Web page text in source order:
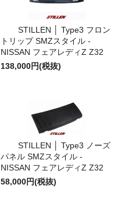
STILLEN │ Type3 フロン
トリップ SMZスタイル -
NISSAN フェアレディZ Z32
138,000円(税抜)
STILLEN │ Type3 ノーズ
パネル SMZスタイル -
NISSAN フェアレディZ Z32
58,000円(税抜)